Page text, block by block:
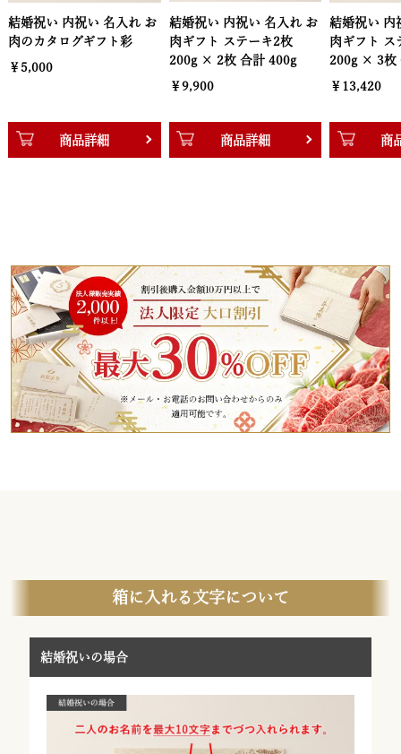
結婚祝い 内祝い 名入れ お
肉ギフト ステーキ2枚
200g × 2枚 合計 400g
商品詳細
結婚祝い 内祝い 名入れ お
肉ギフト ステーキ3枚
200g × 3枚 合計 600g
￥13,420
商品詳細
結婚祝い 内
肉ギフト ス
200g × 4枚
￥17,050
商
箱に入れる文字について
結婚祝いの場合